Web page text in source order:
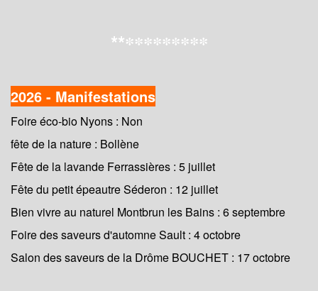
***********
2026 - Manifestations
Foire éco-bio Nyons : Non
fête de la nature : Bollène
Fête de la lavande Ferrassières : 5 juillet
Fête du petit épeautre Séderon : 12 juillet
Bien vivre au naturel Montbrun les Bains : 6 septembre
Foire des saveurs d'automne Sault : 4 octobre
Salon des saveurs de la Drôme BOUCHET : 17 octobre